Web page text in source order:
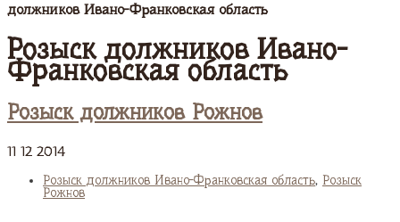
должников Ивано-Франковская область
Розыск должников Ивано-
Франковская область
Розыск должников Рожнов
11 12 2014
Розыск должников Ивано-Франковская область, Розыск
Рожнов